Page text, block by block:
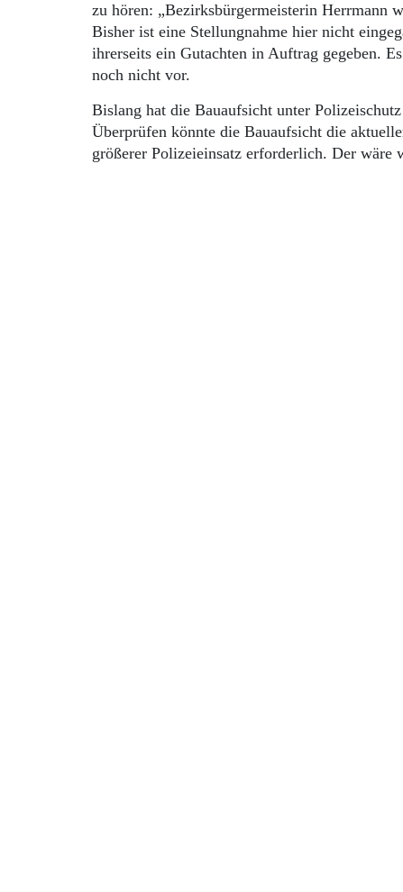
zu hören: „Bezirksbürgermeisterin Herrmann
Bisher ist eine Stellungnahme hier nicht
ihrerseits ein Gutachten in Auftrag gegeben.
noch nicht vor.
Bislang hat die Bauaufsicht unter
Überprüfen könnte die Bauaufsicht die
größerer Polizeieinsatz erforderlich. Der wäre